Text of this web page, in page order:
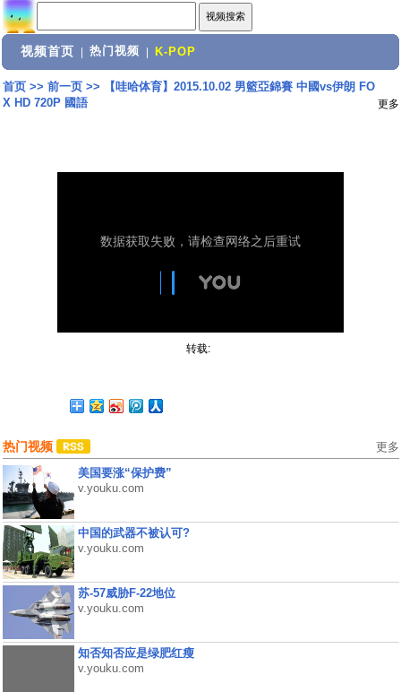
视频首页 热门视频 K-POP
首页>> 前一页>>
【哇哈体育】2015.10.02 男籃亞錦賽 中國vs伊朗 FO
X HD 720P 國語
更多
转载:
热门视频 更多
美国要涨“保护费”
v.youku.com
中国的武器不被认可?
v.youku.com
苏-57威胁F-22地位
v.youku.com
知否知否应是绿肥红瘦
v.youku.com